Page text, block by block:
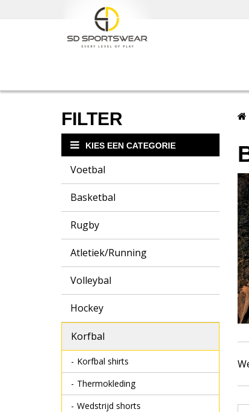
FILTER
KIES EEN CATEGORIE
Voetbal
Basketbal
Rugby
Atletiek/Running
Volleybal
Hockey
Korfbal
Korfbal shirts
Thermokleding
Wedstrijd shorts